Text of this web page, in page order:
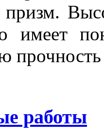
имеет
работы